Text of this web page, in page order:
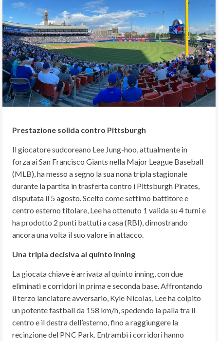
Prestazione solida contro Pittsburgh
Il giocatore sudcoreano Lee Jung-hoo, attualmente in
forza ai San Francisco Giants nella Major League Baseball
(MLB), ha messo a segno la sua nona tripla stagionale
durante la partita in trasferta contro i Pittsburgh Pirates,
disputata il 5 agosto. Scelto come settimo battitore e
centro esterno titolare, Lee ha ottenuto 1 valida su 4 turni e
ha prodotto 2 punti battuti a casa (RBI), dimostrando
ancora una volta il suo valore in attacco.
Una tripla decisiva al quinto inning
La giocata chiave è arrivata al quinto inning, con due
eliminati e corridori in prima e seconda base. Affrontando
il terzo lanciatore avversario, Kyle Nicolas, Lee ha colpito
un potente fastball da 158 km/h, spedendo la palla tra il
centro e il destra dell’esterno, fino a raggiungere la
recinzione del PNC Park. Entrambi i corridori hanno